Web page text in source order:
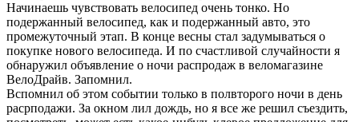
Начинаешь чувствовать велосипед очень тонко. Но
подержанный велосипед, как и подержанный авто, это
промежуточный этап. В конце весны стал задумываться о
покупке нового велосипеда. И по счастливой случайности я
обнаружил объявление о ночи распродаж в веломагазине
ВелоДрайв. Запомнил.
Вспомнил об этом событии только в полвторого ночи в день
расрподажи. За окном лил дождь, но я все же решил съездить,